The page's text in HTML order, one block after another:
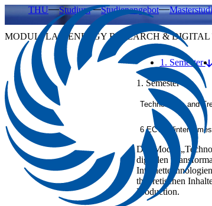
THU Studium Studienangebot
MODULPLAN ENERGY RESEARCH &
1. Semester
1. Semester
Technologies and
6 ECTS
Das Modul
digitalen
theoretischen
Production.